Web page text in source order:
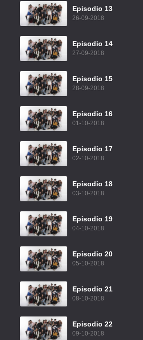
Episodio 13
26-09-2018
Episodio 14
27-09-2018
Episodio 15
28-09-2018
Episodio 16
01-10-2018
Episodio 17
02-10-2018
Episodio 18
03-10-2018
Episodio 19
04-10-2018
Episodio 20
05-10-2018
Episodio 21
08-10-2018
Episodio 22
09-10-2018